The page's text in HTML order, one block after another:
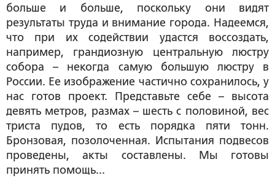
больше и больше, поскольку они видят
результаты труда и внимание города. Надеемся,
что при их содействии удастся воссоздать,
например, грандиозную центральную люстру
собора – некогда самую большую люстру в
России. Ее изображение частично сохранилось, у
нас готов проект. Представьте себе – высота
девять метров, размах – шесть с половиной, вес
триста пудов, то есть порядка пяти тонн.
Бронзовая, позолоченная. Испытания подвесов
проведены, акты составлены. Мы готовы
принять помощь...